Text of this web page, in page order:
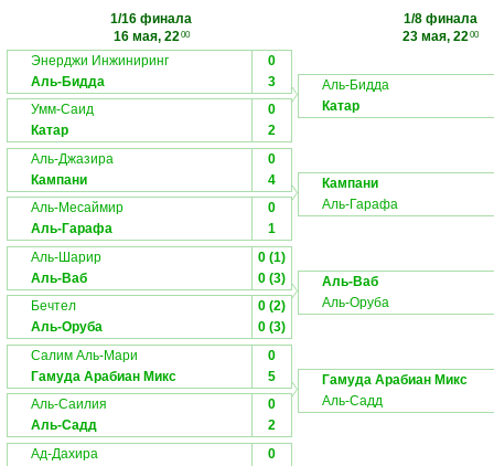
1/16 финала
16 мая, 2200
1/8 финала
23 мая, 2200
Энерджи Инжиниринг
0
Аль-Бидда
3
Умм-Саид
0
Катар
2
Аль-Бидда
Катар
Аль-Джазира
0
Кампани
4
Аль-Месаймир
0
Аль-Гарафа
1
Кампани
Аль-Гарафа
Аль-Шарир
0 (1)
Аль-Ваб
0 (3)
Бечтел
0 (2)
Аль-Оруба
0 (3)
Аль-Ваб
Аль-Оруба
Салим Аль-Мари
0
Гамуда Арабиан Микс
5
Аль-Саилия
0
Аль-Садд
2
Гамуда Арабиан Микс
Аль-Садд
Ад-Дахира
0